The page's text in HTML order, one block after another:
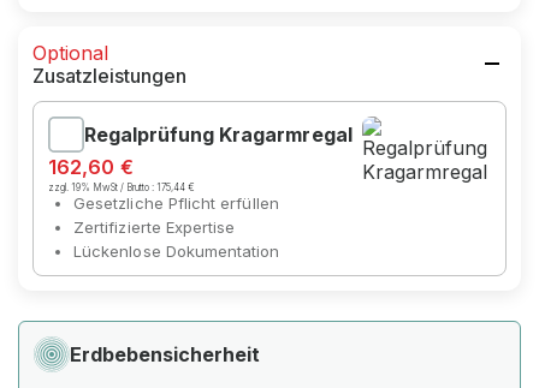
Optional
Zusatzleistungen
Regalprüfung Kragarmregal
162,60 €
zzgl. 19% MwSt / Brutto :175,44 €
Gesetzliche Pflicht erfüllen
Zertifizierte Expertise
Lückenlose Dokumentation
Erdbebensicherheit